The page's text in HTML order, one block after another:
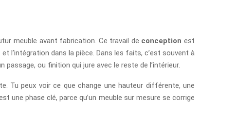
meuble avant fabrication. Ce travail de conception est
l’intégration dans la pièce. Dans les faits, c’est souvent à
ou finition qui jure avec le reste de l’intérieur.
Tu peux voir ce que change une hauteur différente, une
une phase clé, parce qu’un meuble sur mesure se corrige